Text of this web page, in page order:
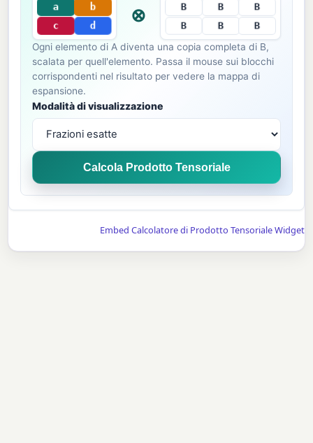
a b
c d ⊗ B B B
B B B
Ogni elemento di A diventa una copia completa di B,
scalata per quell'elemento. Passa il mouse sui blocchi
corrispondenti nel risultato per vedere la mappa di
espansione.
Modalità di visualizzazione
Calcola Prodotto Tensoriale
Embed Calcolatore di Prodotto Tensoriale Widget